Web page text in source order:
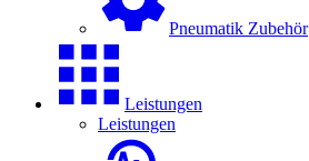
Pneumatik Zubehör
Leistungen
Leistungen